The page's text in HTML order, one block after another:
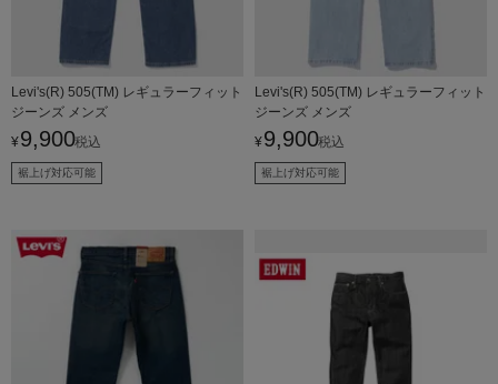
Levi's(R) 505(TM) レギュラーフィット
ジーンズ メンズ
¥ 9,900税込
裾上げ対応可能
Levi's(R) 505(TM) レギュラーフィット
ジーンズ メンズ
¥ 9,900税込
裾上げ対応可能